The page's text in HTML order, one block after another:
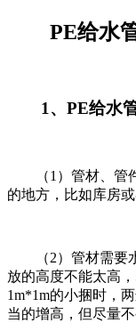
PE给水
1 、 PE给水
（1 ）管材、管
的地方，比如库房
（2）管材需要
放的高度不能太高
1m*1m的小捆时，
当的增高，但尽量